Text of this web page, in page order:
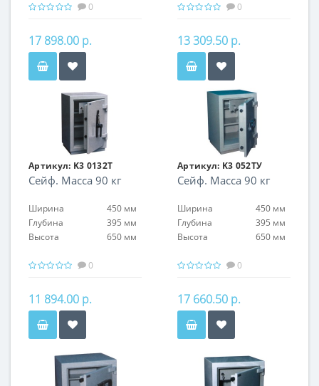
0
17 898.00 р.
0
13 309.50 р.
Артикул: K3 0132T
Сейф. Масса 90 кг
Ширина
450 мм
Глубина
395 мм
Высота
650 мм
0
11 894.00 р.
Артикул: K3 052ТУ
Сейф. Масса 90 кг
Ширина
450 мм
Глубина
395 мм
Высота
650 мм
0
17 660.50 р.